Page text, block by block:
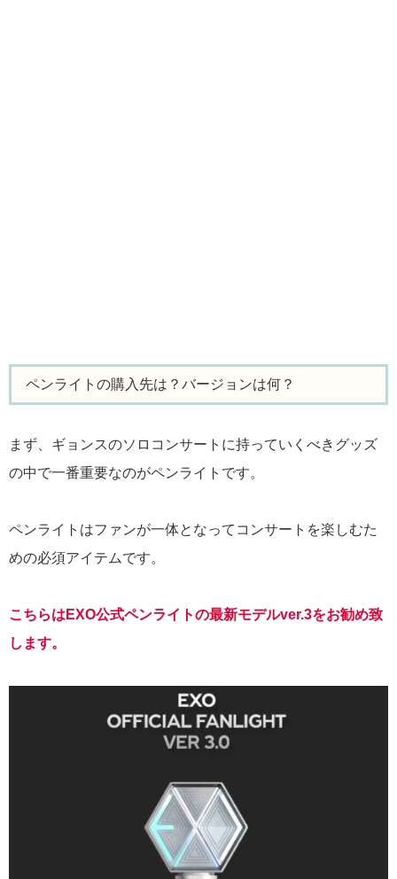
ペンライトの購入先は？バージョンは何？
まず、ギョンスのソロコンサートに持っていくべきグッズ
の中で一番重要なのがペンライトです。
ペンライトはファンが一体となってコンサートを楽しむた
めの必須アイテムです。
こちらはEXO公式ペンライトの最新モデルver.3をお勧め致
します。